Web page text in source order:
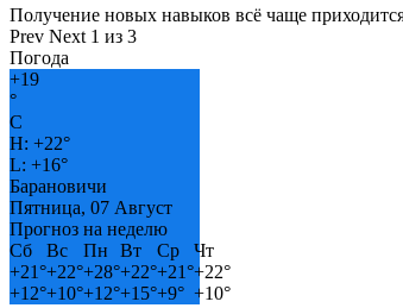
Получение новых навыков всё чаще
Prev Next 1 из 3
Погода
+19
°
C
H: +22°
L: +16°
Барановичи
Пятница, 07 Август
Прогноз на неделю
Сб
Вс Пн Вт Ср
Чт
+21°+22°+28°+22°+21°+22°
+12°+10°+12°+15°+9° +10°